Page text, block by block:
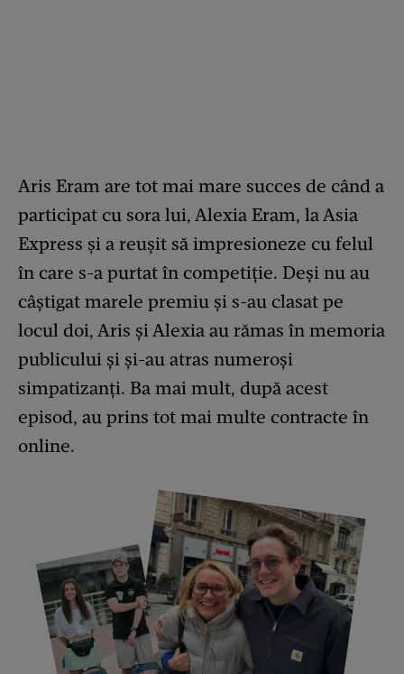
Aris Eram are tot mai mare succes de când a
participat cu sora lui, Alexia Eram, la Asia
Express și a reușit să impresioneze cu felul
în care s-a purtat în competiție. Deși nu au
câștigat marele premiu și s-au clasat pe
locul doi, Aris și Alexia au rămas în memoria
publicului și și-au atras numeroși
simpatizanți. Ba mai mult, după acest
episod, au prins tot mai multe contracte în
online.